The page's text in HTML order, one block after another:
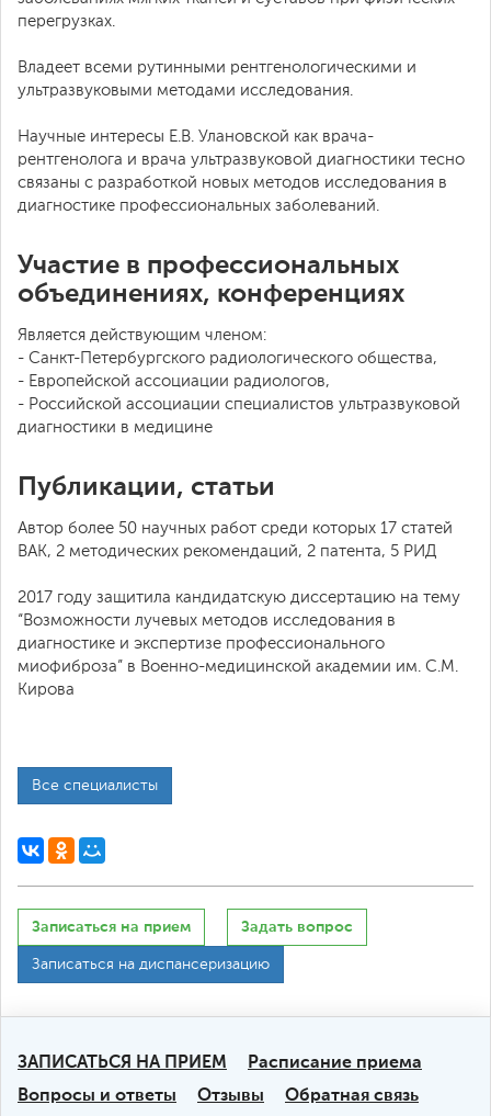
перегрузках.
Владеет всеми рутинными рентгенологическими и
ультразвуковыми методами исследования.
Научные интересы Е.В. Улановской как врача-
рентгенолога и врача ультразвуковой диагностики тесно
связаны с разработкой новых методов исследования в
диагностике профессиональных заболеваний.
Участие в профессиональных
объединениях, конференциях
Является действующим членом:
- Санкт-Петербургского радиологического общества,
- Европейской ассоциации радиологов,
- Российской ассоциации специалистов ультразвуковой
диагностики в медицине
Публикации, статьи
Автор более 50 научных работ среди которых 17 статей
ВАК, 2 методических рекомендаций, 2 патента, 5 РИД
2017 году защитила кандидатскую диссертацию на тему
“Возможности лучевых методов исследования в
диагностике и экспертизе профессионального
миофиброза” в Военно-медицинской академии им. С.М.
Кирова
Все специалисты
Записаться на прием Задать вопрос
Записаться на диспансеризацию
ЗАПИСАТЬСЯ НА ПРИЕМ
Расписание приема
Вопросы и ответы
Отзывы Обратная связь